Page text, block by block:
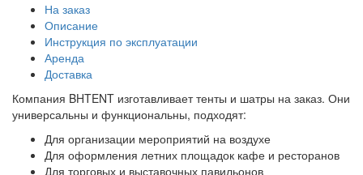
На заказ
Описание
Инструкция по эксплуатации
Аренда
Доставка
Компания BHTENT изготавливает тенты и шатры на заказ. Они
универсальны и функциональны, подходят:
Для организации мероприятий на воздухе
Для оформления летних площадок кафе и ресторанов
Для торговых и выставочных павильонов